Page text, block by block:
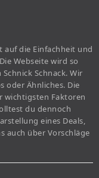
auf die Einfachheit und
Webseite wird so
Schnack. Wir
oder Ähnliches. Die
wichtigsten Faktoren
du dennoch
eines Deals,
auch über Vorschläge